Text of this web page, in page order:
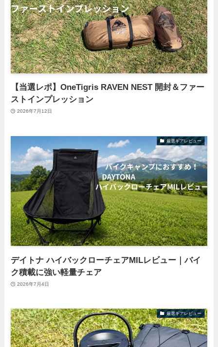
【当選レポ】OneTigris RAVEN NEST 開封＆ファー
ストインプレッション
2026年7月12日
厳選ギアレビュー
デイトナ ハイバックローチェアMILレビュー｜バイ
ク積載に強い軽量チェア
2026年7月4日
厳選ギアレビュー